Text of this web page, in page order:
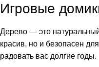
Игровые
Дерево — это
красив, но и безопасен
радовать вас долгие годы.